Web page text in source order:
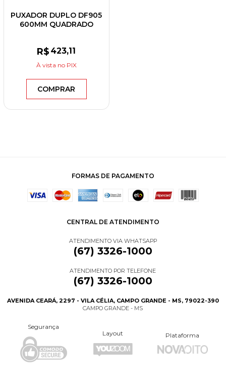
PUXADOR DUPLO DF905
600MM QUADRADO
R$ 423,11
À vista no PIX
COMPRAR
FORMAS DE PAGAMENTO
CENTRAL DE ATENDIMENTO
ATENDIMENTO VIA WHATSAPP
(67) 3326-1000
ATENDIMENTO POR TELEFONE
(67) 3326-1000
AVENIDA CEARÁ, 2297 - VILA CÉLIA, CAMPO GRANDE - MS, 79022-390
CAMPO GRANDE - MS
Segurança
Layout
Plataforma